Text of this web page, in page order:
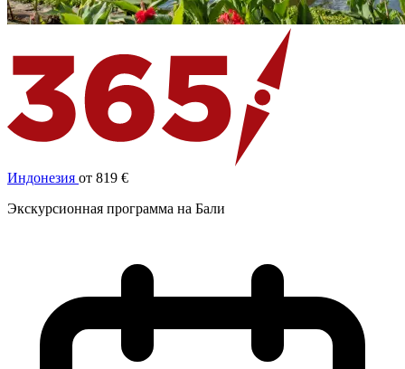
Индонезия от 819 €
Экскурсионная программа на Бали